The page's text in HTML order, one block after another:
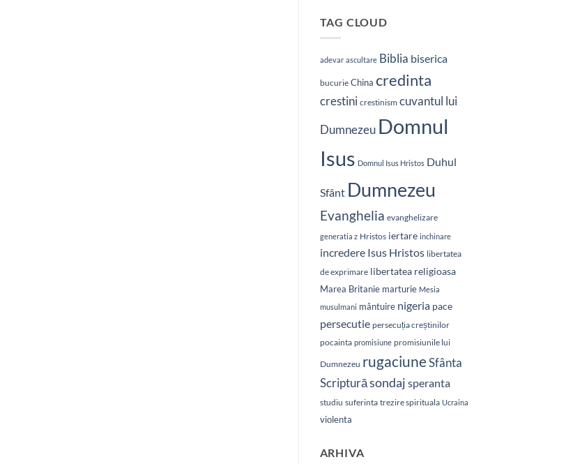
L
pe
avea
loc
în
orașului
TAG CLOUD
adevar ascultare Biblia biserica
bucurie China credinta
crestini crestinism cuvantul lui
Dumnezeu Domnul
Isus Domnul Isus Hristos Duhul
Sfânt Dumnezeu
Evanghelia evanghelizare
generatia z Hristos iertare inchinare
incredere Isus Hristos libertatea
de exprimare libertatea religioasa
Marea Britanie marturie Mesia
musulmani mântuire nigeria pace
persecutie persecuția creștinilor
pocainta promisiune promisiunile lui
Dumnezeu rugaciuneSfânta
Scripturăsondaj speranta
studiu suferinta trezire spirituala Ucraina
violenta
ARHIVA